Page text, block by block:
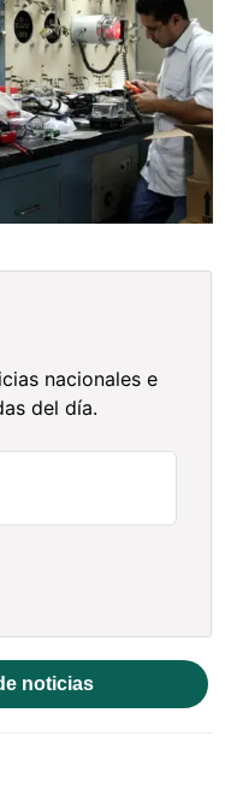
nacionales e
del día.
noticias